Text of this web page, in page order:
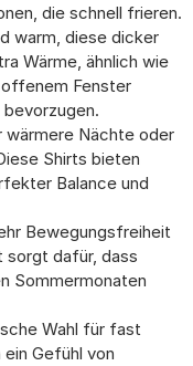
die schnell frieren.
warm, diese dicker
Wärme, ähnlich wie
Fenster
wärmere Nächte oder
Shirts bieten
Balance und
Bewegungsfreiheit
sorgt dafür, dass
Sommermonaten
Wahl für fast
Gefühl von